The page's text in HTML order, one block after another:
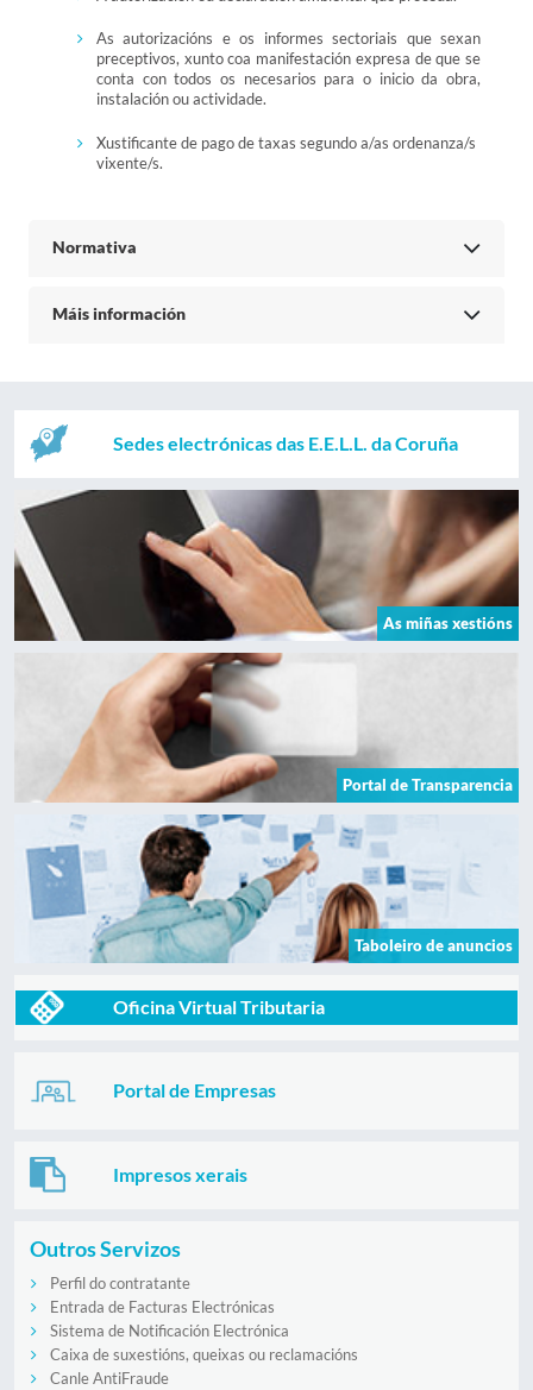
As autorizacións e os informes sectoriais que sexan
preceptivos, xunto coa manifestación expresa de que se
conta con todos os necesarios para o inicio da obra,
instalación ou actividade.
Xustificante de pago de taxas segundo a/as ordenanza/s
vixente/s.
Normativa
Máis información
Sedes electrónicas das E.E.L.L. da Coruña
As miñas xestións
Portal de Transparencia
Taboleiro de anuncios
Oficina Virtual Tributaria
Portal de Empresas
Impresos xerais
Outros Servizos
Perfil do contratante
Entrada de Facturas Electrónicas
Sistema de Notificación Electrónica
Caixa de suxestións, queixas ou reclamacións
Canle AntiFraude